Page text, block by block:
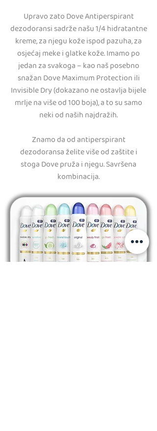
Upravo zato Dove Antiperspirant
dezodoransi sadrže našu 1/4 hidratantne
kreme, za njegu kože ispod pazuha, za
osjećaj meke i glatke kože. Imamo po
jedan za svakoga – kao naš posebno
snažan Dove Maximum Protection ili
Invisible Dry (dokazano ne ostavlja bijele
mrlje na više od 100 boja), a to su samo
neki od naših najdražih.
Znamo da od antiperspirant
dezodoransa želite više od zaštite i
stoga Dove pruža i njegu. Savršena
kombinacija.